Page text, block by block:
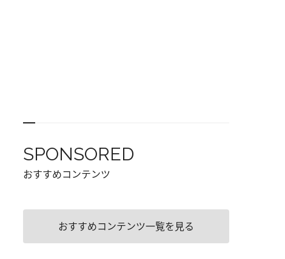
SPONSORED
おすすめコンテンツ
おすすめコンテンツ一覧を見る